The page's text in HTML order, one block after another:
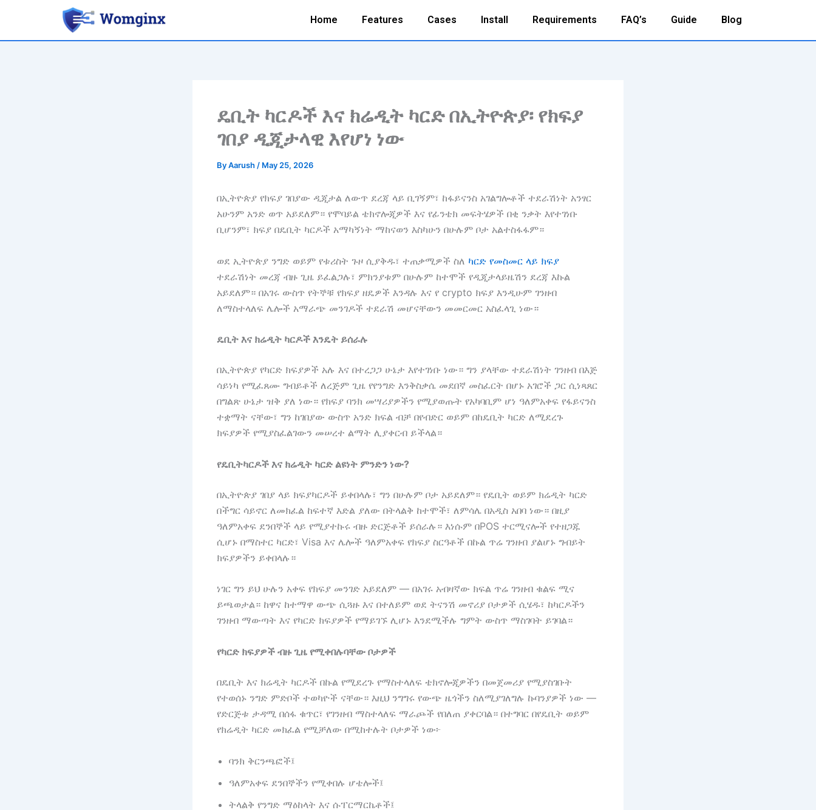
content
Home Features Cases Install Requirements FAQ’s Guide Blog
ዴቢት ካርዶች እና ክሬዲት ካርድ በኢትዮጵያ፡ የክፍያ
ገበያ ዲጂታላዊ እየሆነ ነው
ByAarush / May 25, 2026
በኢትዮጵያ የክፍያ ገበያው ዲጂታል ለውጥ ደረጃ ላይ ቢገኝም፣ ከፋይናንስ አገልግሎቶች ተደራሽነት አንፃር
አሁንም አንድ ወጥ አይደለም። የሞባይል ቴክኖሎጂዎች እና የፊንቴክ መፍትሄዎች በቂ ንቃት እየተገነቡ
ቢሆንም፣ ክፍያ በዴቢት ካርዶች አማካኝነት ማከናወን እስካሁን በሁሉም ቦታ አልተስፋፋም።
ወደ ኢትዮጵያ ንግድ ወይም የቱሪስት ጉዞ ሲያቅዱ፣ ተጠቃሚዎች ስለ ካርድ የመስመር ላይ ክፍያ
ተደራሽነት መረጃ ብዙ ጊዜ ይፈልጋሉ፣ ምክንያቱም በሁሉም ከተሞች የዲጂታላይዜሽን ደረጃ እኩል
አይደለም። በአገሩ ውስጥ የትኞቹ የክፍያ ዘዴዎች እንዳሉ እና የ crypto ክፍያ እንዲሁም ገንዘብ
ለማስተላለፍ ሌሎች አማራጭ መንገዶች ተደራሽ መሆናቸውን መመርመር አስፈላጊ ነው።
ዴቢት እና ክሬዲት ካርዶች እንዴት ይሰራሉ
በኢትዮጵያ የካርድ ክፍያዎች አሉ እና በተረጋጋ ሁኔታ እየተገነቡ ነው። ግን ያላቸው ተደራሽነት ገንዘብ በእጅ
ሳይነካ የሚፈጸሙ ግብይቶች ለረጅም ጊዜ የየንግድ እንቅስቃሴ መደበኛ መስፈርት በሆኑ አገሮች ጋር ሲነጻጸር
በግልጽ ሁኔታ ዝቅ ያለ ነው። የክፍያ ባንክ መሣሪያዎችን የሚያወጡት የአካባቢም ሆነ ዓለምአቀፍ የፋይናንስ
ተቋማት ናቸው፣ ግን ከገበያው ውስጥ አንድ ክፍል ብቻ በየብድር ወይም በከዴቢት ካርድ ለሚደረጉ
ክፍያዎች የሚያስፈልገውን መሠረተ ልማት ሊያቀርብ ይችላል።
የዴቢትካርዶች እና ክሬዲት ካርድ ልዩነት ምንድን ነው?
በኢትዮጵያ ገበያ ላይ ክፍያካርዶች ይቀበላሉ፣ ግን በሁሉም ቦታ አይደለም። የዴቢት ወይም ክሬዲት ካርድ
በችግር ሳይኖር ለመክፈል ከፍተኛ እድል ያለው በትላልቅ ከተሞች፣ ለምሳሌ በአዲስ አበባ ነው። በዚያ
ዓለምአቀፍ ደንበኞች ላይ የሚያተኩሩ ብዙ ድርጅቶች ይሰራሉ። እነሱም በPOS ተርሚናሎች የተዘጋጁ
ሲሆኑ በማስተር ካርድ፣ Visa እና ሌሎች ዓለምአቀፍ የክፍያ ስርዓቶች በኩል ጥሬ ገንዘብ ያልሆኑ ግብይት
ክፍያዎችን ይቀበላሉ።
ነገር ግን ይህ ሁሉን አቀፍ የክፍያ መንገድ አይደለም — በአገሩ አብዛኛው ክፍል ጥሬ ገንዘብ ቁልፍ ሚና
ይጫወታል። ከዋና ከተማዋ ውጭ ሲጓዙ እና በተለይም ወደ ትናንሽ መኖሪያ ቦታዎች ሲሄዱ፣ ከካርዶችን
ገንዘብ ማውጣት እና የካርድ ክፍያዎች የማይገኙ ሊሆኑ እንደሚችሉ ግምት ውስጥ ማስገባት ይገባል።
የካርድ ክፍያዎች ብዙ ጊዜ የሚቀበሉባቸው ቦታዎች
በዴቢት እና ክሬዲት ካርዶች በኩል የሚደረጉ የማስተላለፍ ቴክኖሎጂዎችን በመጀመሪያ የሚያስገቡት
የተወሰኑ ንግድ ምድቦች ተወካዮች ናቸው። እዚህ ንግግሩ የውጭ ዜጎችን ስለሚያገለግሉ ኩባንያዎች ነው —
የድርጅቱ ታዳሚ በሰፋ ቁጥር፣ የገንዘብ ማስተላለፍ ማራጮች የበለጠ ያቀርባል። በተግባር በየዴቢት ወይም
የክሬዲት ካርድ መክፈል የሚቻለው በሚከተሉት ቦታዎች ነው፦
ባንክ ቅርንጫፎች፤
ዓለምአቀፍ ደንበኞችን የሚቀበሉ ሆቴሎች፤
ትላልቅ የንግድ ማዕከላት እና ሱፐርማርኬቶች፤